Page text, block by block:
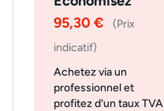
95,30 €
(Prix
indicatif)
Achetez via un
professionnel et
profitez d'un taux TVA